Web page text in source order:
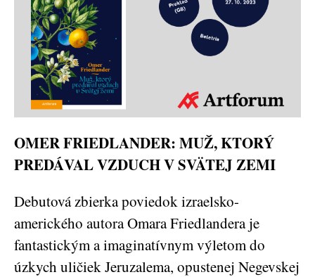
OMER FRIEDLANDER: MUŽ, KTORÝ
PREDÁVAL VZDUCH V SVÄTEJ ZEMI
Debutová zbierka poviedok izraelsko-
amerického autora Omara Friedlandera je
fantastickým a imaginatívnym výletom do
úzkych uličiek Jeruzalema, opustenej Negevskej